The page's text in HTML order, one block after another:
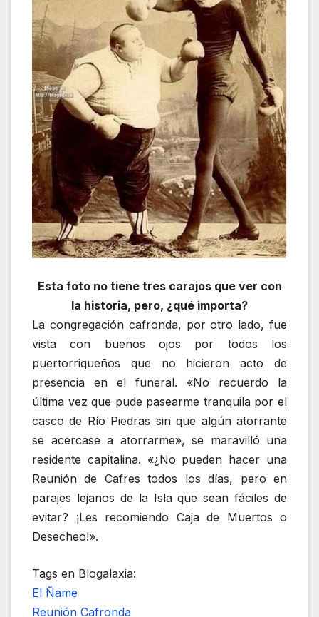
Esta foto no tiene tres carajos que ver con
la historia, pero, ¿qué importa?
La congregación cafronda, por otro lado, fue
vista con buenos ojos por todos los
puertorriqueños que no hicieron acto de
presencia en el funeral. «No recuerdo la
última vez que pude pasearme tranquila por el
casco de Río Piedras sin que algún atorrante
se acercase a atorrarme», se maravilló una
residente capitalina. «¿No pueden hacer una
Reunión de Cafres todos los días, pero en
parajes lejanos de la Isla que sean fáciles de
evitar? ¡Les recomiendo Caja de Muertos o
Desecheo!».
Tags en Blogalaxia:
El Ñame
Reunión Cafronda